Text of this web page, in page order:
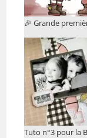
🎉 Grande
Tuto n°3 pour la